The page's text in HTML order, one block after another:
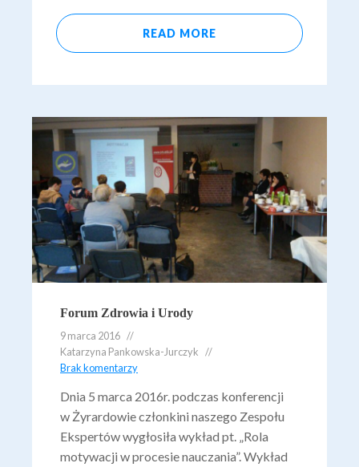
READ MORE
Forum Zdrowia i Urody
9 marca 2016
Katarzyna Pankowska-Jurczyk
Brak komentarzy
Dnia 5 marca 2016r. podczas konferencji
w Żyrardowie członkini naszego Zespołu
Ekspertów wygłosiła wykład pt. „Rola
motywacji w procesie nauczania”. Wykład